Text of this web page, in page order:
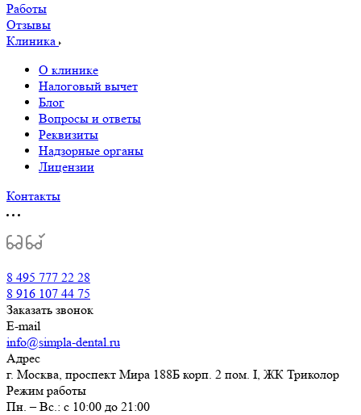
Работы
Отзывы
Клиника
О клинике
Налоговый вычет
Блог
Вопросы и ответы
Реквизиты
Надзорные органы
Лицензии
Контакты
8 495 777 22 28
8 916 107 44 75
Заказать звонок
E-mail
info@simpla-dental.ru
Адрес
г. Москва, проспект Мира 188Б корп. 2 пом. I, ЖК Триколор
Режим работы
Пн. – Вс.: с 10:00 до 21:00